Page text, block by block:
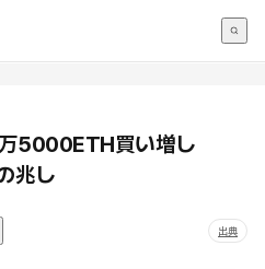
5000ETH買い増し
兆し
出典